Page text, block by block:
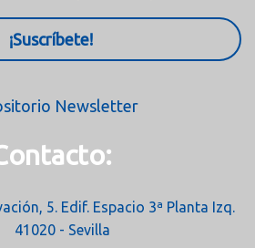
¡Suscríbete!
Newsletter
5. Edif. Espacio 3ª Planta Izq.
41020 - Sevilla